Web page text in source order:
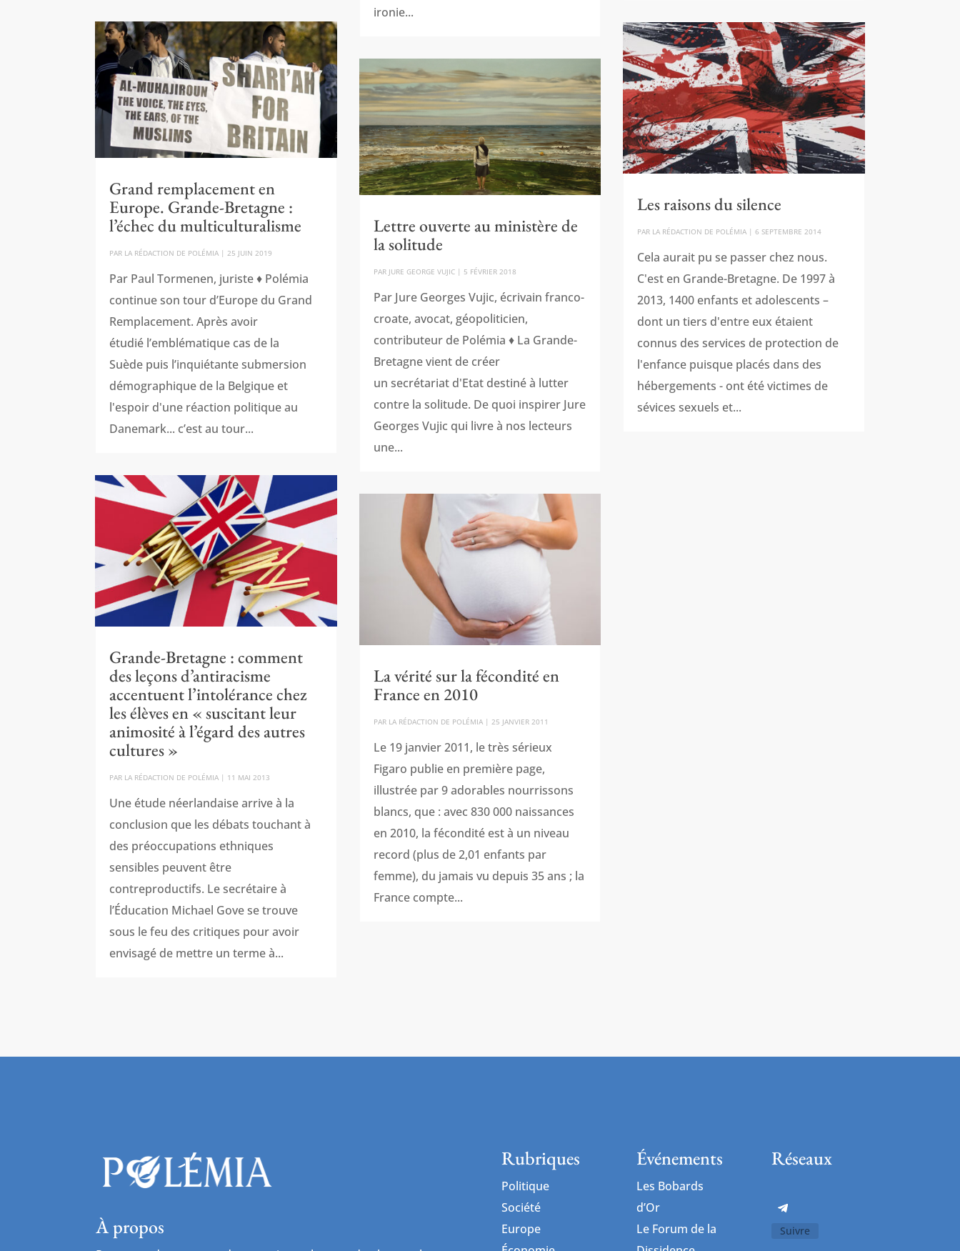
Grand remplacement en
Europe. Grande-Bretagne :
l’échec du multiculturalisme
PAR LA RÉDACTION DE POLÉMIA |25 JUIN 2019
Par Paul Tormenen, juriste ♦ Polémia
continue son tour d’Europe du Grand
Remplacement. Après avoir
étudié l’emblématique cas de la
Suède puis l’inquiétante submersion
démographique de la Belgique et
l'espoir d'une réaction politique au
Danemark... c’est au tour...
Grande-Bretagne : comment
des leçons d’antiracisme
accentuent l’intolérance chez
les élèves en « suscitant leur
animosité à l’égard des autres
cultures »
PAR LA RÉDACTION DE POLÉMIA | 11 MAI 2013
Une étude néerlandaise arrive à la
conclusion que les débats touchant à
des préoccupations ethniques
sensibles peuvent être
contreproductifs. Le secrétaire à
l’Éducation Michael Gove se trouve
sous le feu des critiques pour avoir
envisagé de mettre un terme à...
ironie...
Lettre ouverte au ministère de
la solitude
PAR JURE GEORGE VUJIC| 5 FÉVRIER 2018
Par Jure Georges Vujic, écrivain franco-
croate, avocat, géopoliticien,
contributeur de Polémia ♦ La Grande-
Bretagne vient de créer
un secrétariat d'Etat destiné à lutter
contre la solitude. De quoi inspirer Jure
Georges Vujic qui livre à nos lecteurs
une...
La vérité sur la fécondité en
France en 2010
PAR LA RÉDACTION DE POLÉMIA| 25 JANVIER 2011
Le 19 janvier 2011, le très sérieux
Figaro publie en première page,
illustrée par 9 adorables nourrissons
blancs, que : avec 830 000 naissances
en 2010, la fécondité est à un niveau
record (plus de 2,01 enfants par
femme), du jamais vu depuis 35 ans ; la
France compte...
Les raisons du silence
PAR LA RÉDACTION DE POLÉMIA| 6 SEPTEMBRE 2014
Cela aurait pu se passer chez nous.
C'est en Grande-Bretagne. De 1997 à
2013, 1400 enfants et adolescents –
dont un tiers d'entre eux étaient
connus des services de protection de
l'enfance puisque placés dans des
hébergements - ont été victimes de
sévices sexuels et...
À propos
Rubriques
Politique
Société
Europe
Événements
Les Bobards
d’Or
Le Forum de la
Réseaux
Suivre